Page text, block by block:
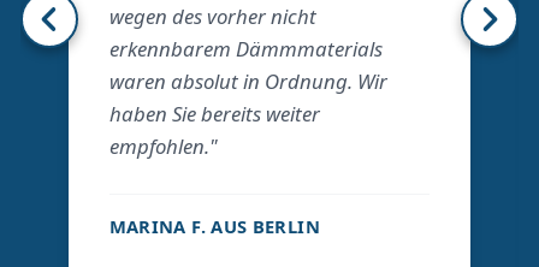
wegen des vorher nicht
erkennbarem Dämmmaterials
waren absolut in Ordnung. Wir
haben Sie bereits weiter
empfohlen."
MARINA F. AUS BERLIN